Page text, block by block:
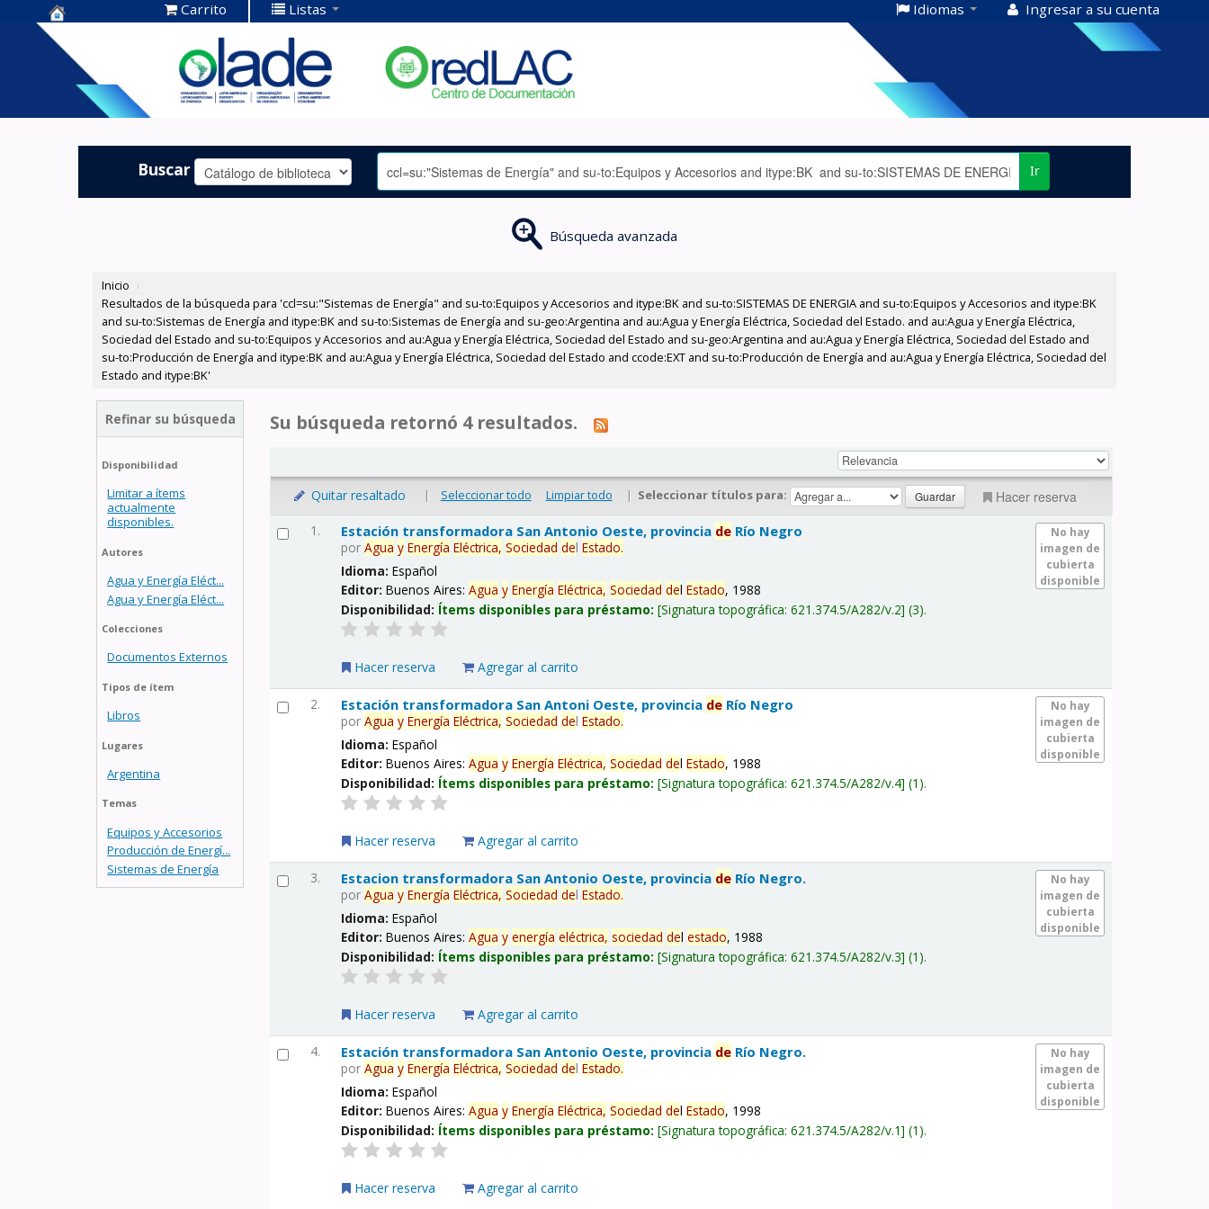
Centro de
Documentación
OLADE -
Carrito Listas Idiomas Ingresar a su cuenta
Buscar Ir
Búsqueda avanzada
Inicio ›
Resultados de la búsqueda para 'ccl=su:"Sistemas de Energía" and su-to:Equipos y Accesorios and itype:BK and su-to:SISTEMAS DE ENERGIA and su-to:Equipos y Accesorios and itype:BK
and su-to:Sistemas de Energía and itype:BK and su-to:Sistemas de Energía and su-geo:Argentina and au:Agua y Energía Eléctrica, Sociedad del Estado. and au:Agua y Energía Eléctrica,
Sociedad del Estado and su-to:Equipos y Accesorios and au:Agua y Energía Eléctrica, Sociedad del Estado and su-geo:Argentina and au:Agua y Energía Eléctrica, Sociedad del Estado and
su-to:Producción de Energía and itype:BK and au:Agua y Energía Eléctrica, Sociedad del Estado and ccode:EXT and su-to:Producción de Energía and au:Agua y Energía Eléctrica, Sociedad del
Estado and itype:BK'
Refinar su búsqueda
Disponibilidad
Limitar a ítems
actualmente
disponibles.
Autores
Agua y Energía Eléct...
Agua y Energía Eléct...
Colecciones
Documentos Externos
Tipos de ítem
Libros
Lugares
Argentina
Temas
Equipos y Accesorios
Producción de Energí...
Sistemas de Energía
Su búsqueda retornó 4 resultados.
Quitar resaltado | Seleccionar todo Limpiar todo | Seleccionar títulos para: Hacer reserva
1.
No hay
imagen de
cubierta
disponible
Estación transformadora San Antonio Oeste, provincia de Río Negro
porAgua y Energía Eléctrica, Sociedad delEstado.
Idioma:Español
Editor:Buenos Aires:Agua y Energía Eléctrica, Sociedad delEstado, 1988
Disponibilidad: Ítems disponibles para préstamo: Signatura topográfica:621.374.5/A282/v.2 (3).
Hacer reserva Agregar al carrito
2.
No hay
imagen de
cubierta
disponible
Estación transformadora San Antoni Oeste, provincia de Río Negro
porAgua y Energía Eléctrica, Sociedad delEstado.
Idioma:Español
Editor:Buenos Aires:Agua y Energía Eléctrica, Sociedad delEstado, 1988
Disponibilidad: Ítems disponibles para préstamo: Signatura topográfica:621.374.5/A282/v.4 (1).
Hacer reserva Agregar al carrito
3.
No hay
imagen de
cubierta
disponible
Estacion transformadora San Antonio Oeste, provincia de Río Negro.
porAgua y Energía Eléctrica, Sociedad delEstado.
Idioma:Español
Editor:Buenos Aires:Agua y energía eléctrica, sociedad delestado, 1988
Disponibilidad: Ítems disponibles para préstamo: Signatura topográfica:621.374.5/A282/v.3 (1).
Hacer reserva Agregar al carrito
4.
No hay
imagen de
cubierta
disponible
Estación transformadora San Antonio Oeste, provincia de Río Negro.
porAgua y Energía Eléctrica, Sociedad delEstado.
Idioma:Español
Editor:Buenos Aires:Agua y Energía Eléctrica, Sociedad delEstado, 1998
Disponibilidad: Ítems disponibles para préstamo: Signatura topográfica:621.374.5/A282/v.1 (1).
Hacer reserva Agregar al carrito